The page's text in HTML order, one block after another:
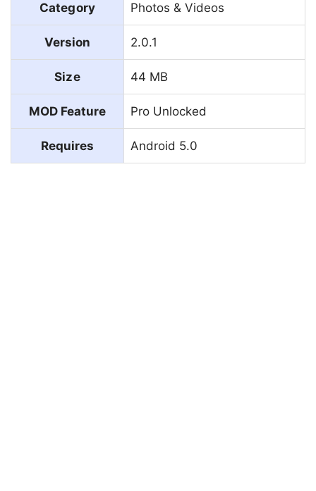
Category Photos & Videos
Version 2.0.1
Size 44 MB
MOD Feature Pro Unlocked
Requires Android 5.0